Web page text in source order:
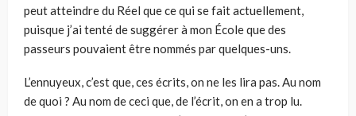
peut atteindre du Réel que ce qui se fait actuellement,
puisque j’ai tenté de suggérer à mon École que des
passeurs pouvaient être nommés par quelques-uns.
L’ennuyeux, c’est que, ces écrits, on ne les lira pas. Au nom
de quoi ? Au nom de ceci que, de l’écrit, on en a trop lu.